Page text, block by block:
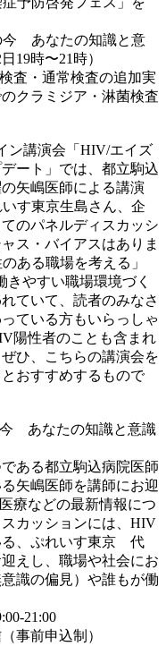
今 あなたの知識と意
19時〜21時）
査・通常検査の追加実
クラミジア・淋菌検査
ン講演会「HIV/エイズ
ート」では、都立駒込
矢嶋医師による講演
す東京生島さん、企
のパネルディスカッシ
ス・バイアスはありま
ある職場を考える」
やすい職場環境づく
ていて、読者のみなさ
ている方もいらっしゃ
陽性者のことも含まれ
ひ、こちらの講演会を
おすすめするもので
あなたの知識と意識
ある都立駒込病院医師
矢嶋医師を講師にお迎
療などの最新情報につ
カッションには、HIV
る、ぷれいす東京 代
えし、職場や社会にお
識の偏見）や誰もが働
21:00
事前申込制）